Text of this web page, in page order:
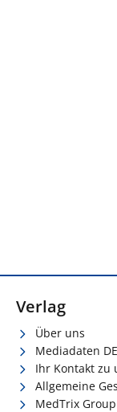
Verlag
Über uns
Mediadaten
Ihr Kontakt zu
Allgemeine
MedTrix